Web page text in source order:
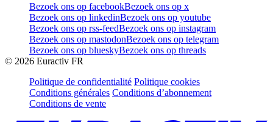
Bezoek ons op facebookBezoek ons op x
Bezoek ons op linkedinBezoek ons op youtube
Bezoek ons op rss-feedBezoek ons op instagram
Bezoek ons op mastodonBezoek ons op telegram
Bezoek ons op blueskyBezoek ons op threads
© 2026 Euractiv FR
Politique de confidentialité Politique cookies
Conditions générales Conditions d’abonnement
Conditions de vente